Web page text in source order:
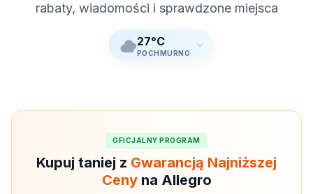
rabaty, wiadomości i sprawdzone miejsca
27°C
POCHMURNO
OFICJALNY PROGRAM
Kupuj taniej z Gwarancją Najniższej
Cenyna Allegro